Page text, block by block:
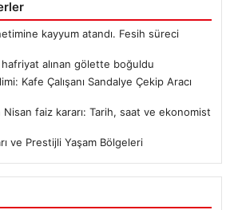
kayyum atandı. Fesih süreci
hafriyat alınan gölette boğuldu
Kafe Çalışanı Sandalye Çekip Aracı
Nisan faiz kararı: Tarih, saat ve ekonomist
ve Prestijli Yaşam Bölgeleri